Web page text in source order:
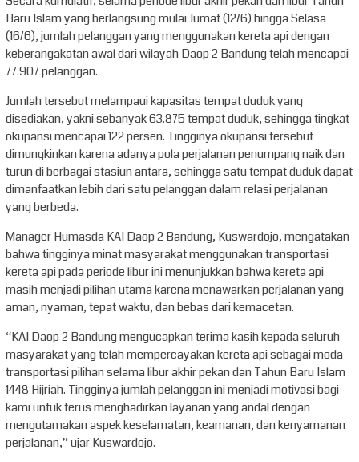
Baru Islam yang berlangsung mulai Jumat (12/6) hingga Selasa
(16/6), jumlah pelanggan yang menggunakan kereta api dengan
keberangakatan awal dari wilayah Daop 2 Bandung telah mencapai
77.907 pelanggan.
Jumlah tersebut melampaui kapasitas tempat duduk yang
disediakan, yakni sebanyak 63.875 tempat duduk, sehingga tingkat
okupansi mencapai 122 persen. Tingginya okupansi tersebut
dimungkinkan karena adanya pola perjalanan penumpang naik dan
turun di berbagai stasiun antara, sehingga satu tempat duduk dapat
dimanfaatkan lebih dari satu pelanggan dalam relasi perjalanan
yang berbeda.
Manager Humasda KAI Daop 2 Bandung, Kuswardojo, mengatakan
bahwa tingginya minat masyarakat menggunakan transportasi
kereta api pada periode libur ini menunjukkan bahwa kereta api
masih menjadi pilihan utama karena menawarkan perjalanan yang
aman, nyaman, tepat waktu, dan bebas dari kemacetan.
“KAI Daop 2 Bandung mengucapkan terima kasih kepada seluruh
masyarakat yang telah mempercayakan kereta api sebagai moda
transportasi pilihan selama libur akhir pekan dan Tahun Baru Islam
1448 Hijriah. Tingginya jumlah pelanggan ini menjadi motivasi bagi
kami untuk terus menghadirkan layanan yang andal dengan
mengutamakan aspek keselamatan, keamanan, dan kenyamanan
perjalanan,” ujar Kuswardojo.